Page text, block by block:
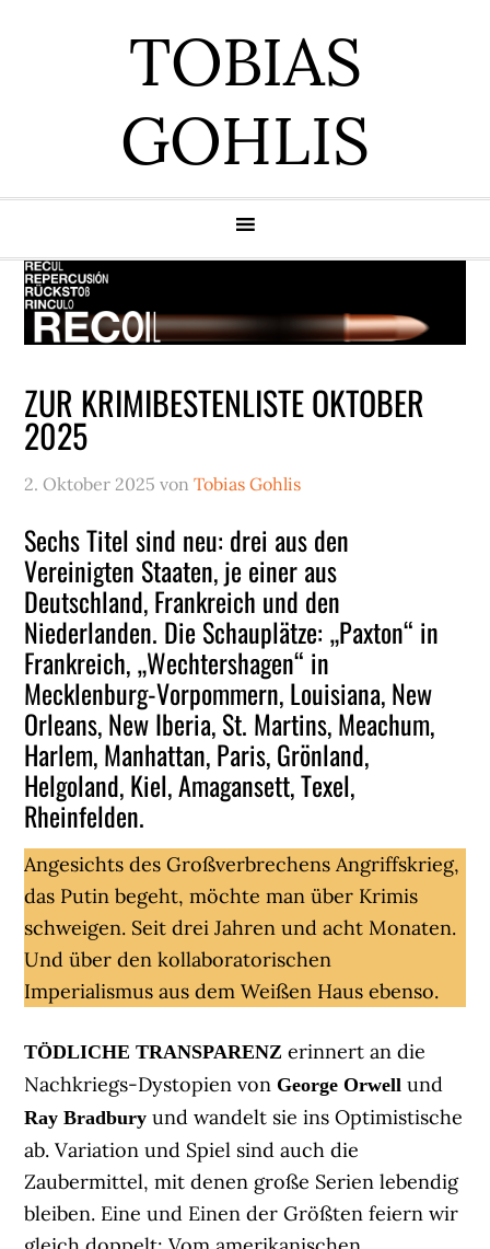
TOBIAS
GOHLIS
ZUR KRIMIBESTENLISTE OKTOBER
2025
2. Oktober 2025 vonTobias Gohlis
Sechs Titel sind neu: drei aus den
Vereinigten Staaten, je einer aus
Deutschland, Frankreich und den
Niederlanden. Die Schauplätze: „Paxton“ in
Frankreich, „Wechtershagen“ in
Mecklenburg-Vorpommern, Louisiana, New
Orleans, New Iberia, St. Martins, Meachum,
Harlem, Manhattan, Paris, Grönland,
Helgoland, Kiel, Amagansett, Texel,
Rheinfelden.
Angesichts des Großverbrechens Angriffskrieg,
das Putin begeht, möchte man über Krimis
schweigen. Seit drei Jahren und acht Monaten.
Und über den kollaboratorischen
Imperialismus aus dem Weißen Haus ebenso.
TÖDLICHE TRANSPARENZerinnert an die
Nachkriegs-Dystopien von George Orwell und
Ray Bradbury und wandelt sie ins Optimistische
ab. Variation und Spiel sind auch die
Zaubermittel, mit denen große Serien lebendig
bleiben. Eine und Einen der Größten feiern wir